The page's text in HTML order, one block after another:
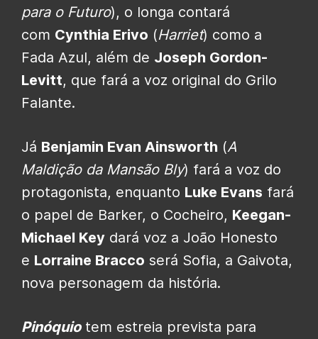
para o Futuro), o longa contará
com Cynthia Erivo (Harriet) como a
Fada Azul, além de Joseph Gordon-
Levitt, que fará a voz original do Grilo
Falante.
Já Benjamin Evan Ainsworth (A
Maldição da Mansão Bly) fará a voz do
protagonista, enquanto Luke Evans fará
o papel de Barker, o Cocheiro, Keegan-
Michael Key dará voz a João Honesto
e Lorraine Bracco será Sofia, a Gaivota,
nova personagem da história.
Pinóquiotem estreia prevista para